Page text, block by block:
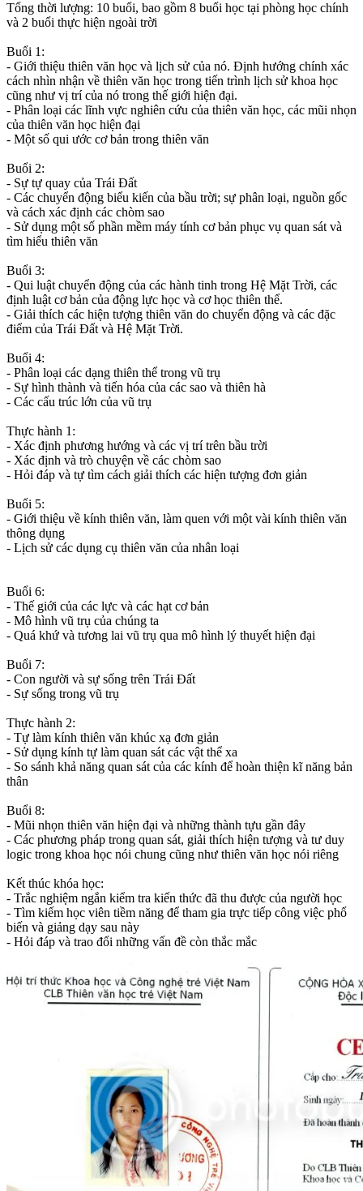
Tổng thời lượng: 10 buổi, bao gồm 8 buổi học tại phòng học chính
và 2 buổi thực hiện ngoài trời
Buổi 1:
- Giới thiệu thiên văn học và lịch sử của nó. Định hướng chính xác
cách nhìn nhận về thiên văn học trong tiến trình lịch sử khoa học
cũng như vị trí của nó trong thế giới hiện đại.
- Phân loại các lĩnh vực nghiên cứu của thiên văn học, các mũi nhọn
của thiên văn học hiện đại
- Một số qui ước cơ bản trong thiên văn
Buổi 2:
- Sự tự quay của Trái Đất
- Các chuyển động biểu kiến của bầu trời; sự phân loại, nguồn gốc
và cách xác định các chòm sao
- Sử dụng một số phần mềm máy tính cơ bản phục vụ quan sát và
tìm hiểu thiên văn
Buổi 3:
- Qui luật chuyển động của các hành tinh trong Hệ Mặt Trời, các
định luật cơ bản của động lực học và cơ học thiên thể.
- Giải thích các hiện tượng thiên văn do chuyển động và các đặc
điểm của Trái Đất và Hệ Mặt Trời.
Buổi 4:
- Phân loại các dạng thiên thể trong vũ trụ
- Sự hình thành và tiến hóa của các sao và thiên hà
- Các cấu trúc lớn của vũ trụ
Thực hành 1:
- Xác định phương hướng và các vị trí trên bầu trời
- Xác định và trò chuyện về các chòm sao
- Hỏi đáp và tự tìm cách giải thích các hiện tượng đơn giản
Buổi 5:
- Giới thiệu về kính thiên văn, làm quen với một vài kính thiên văn
thông dụng
- Lịch sử các dụng cụ thiên văn của nhân loại
Buổi 6:
- Thế giới của các lực và các hạt cơ bản
- Mô hình vũ trụ của chúng ta
- Quá khứ và tương lai vũ trụ qua mô hình lý thuyết hiện đại
Buổi 7:
- Con người và sự sống trên Trái Đất
- Sự sống trong vũ trụ
Thực hành 2:
- Tự làm kính thiên văn khúc xạ đơn giản
- Sử dụng kính tự làm quan sát các vật thể xa
- So sánh khả năng quan sát của các kính để hoàn thiện kĩ năng bản
thân
Buổi 8:
- Mũi nhọn thiên văn hiện đại và những thành tựu gần đây
- Các phương pháp trong quan sát, giải thích hiện tượng và tư duy
logic trong khoa học nói chung cũng như thiên văn học nói riêng
Kết thúc khóa học:
- Trắc nghiệm ngắn kiểm tra kiến thức đã thu được của người học
- Tìm kiếm học viên tiềm năng để tham gia trực tiếp công việc phổ
biến và giảng dạy sau này
- Hỏi đáp và trao đổi những vấn đề còn thắc mắc